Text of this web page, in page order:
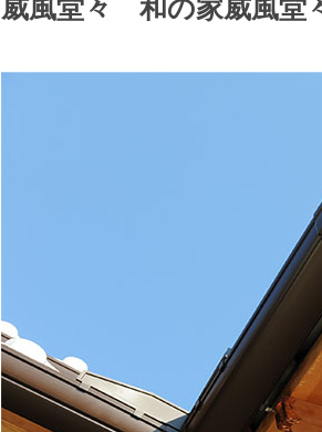
威風堂々 和の家威風堂